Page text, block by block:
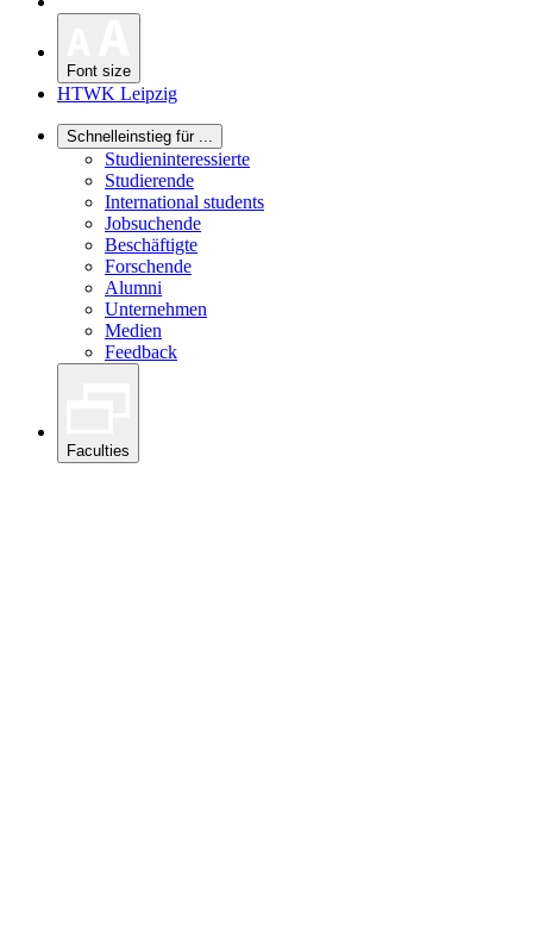
Font size
HTWK Leipzig
Schnelleinstieg für ...
Studieninteressierte
Studierende
International students
Jobsuchende
Beschäftigte
Forschende
Alumni
Unternehmen
Medien
Feedback
Faculties